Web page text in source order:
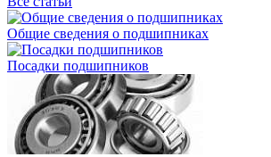
Общие сведения о подшипниках
Посадки подшипников